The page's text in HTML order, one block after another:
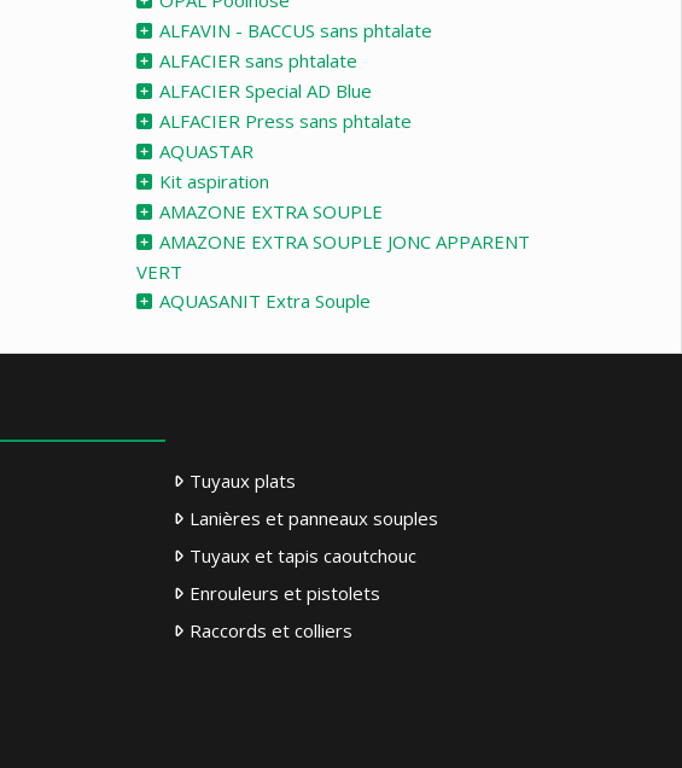
ALFAVIN - BACCUS sans phtalate
ALFACIER sans phtalate
ALFACIER Special AD Blue
ALFACIER Press sans phtalate
AQUASTAR
Kit aspiration
AMAZONE EXTRA SOUPLE
AMAZONE EXTRA SOUPLE JONC APPARENT
VERT
AQUASANIT Extra Souple
Tuyaux plats
Lanières et panneaux souples
Tuyaux et tapis caoutchouc
Enrouleurs et pistolets
Raccords et colliers